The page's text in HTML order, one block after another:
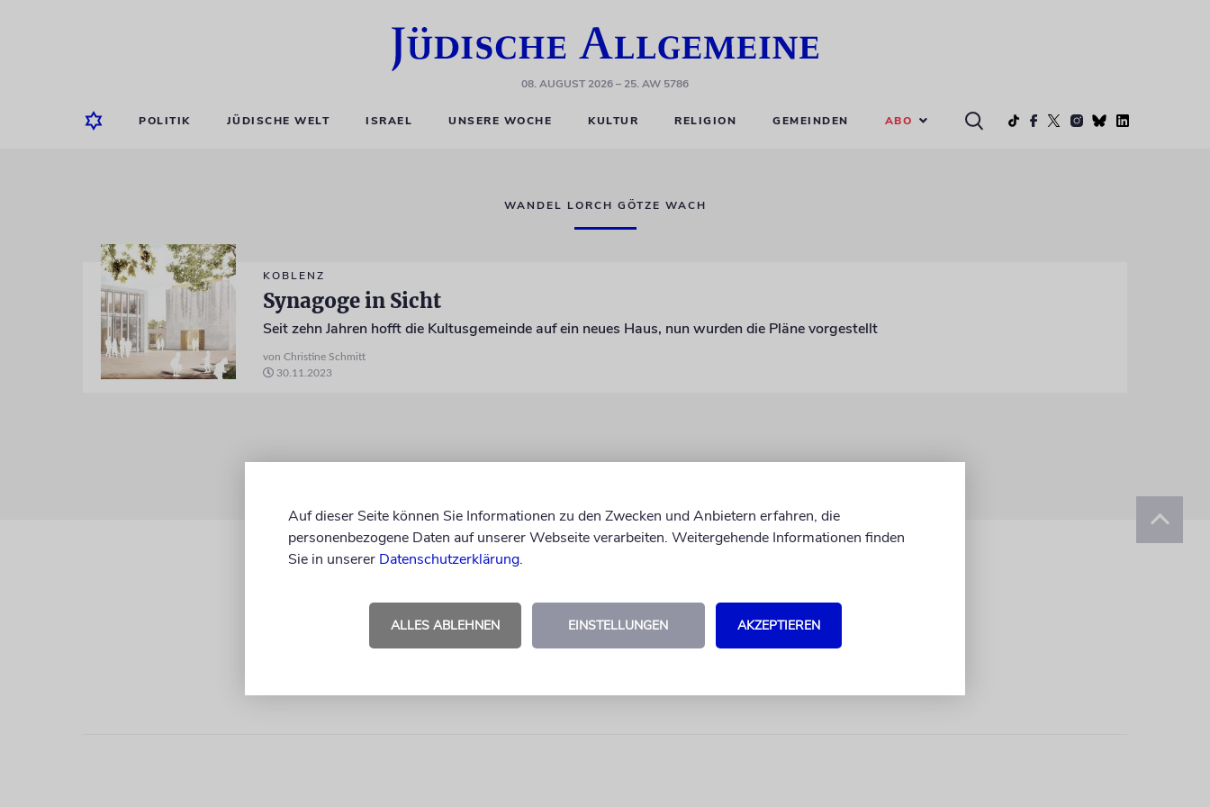
08. AUGUST 2026– 25. AW 5786
POLITIK JÜDISCHE WELT ISRAEL UNSERE WOCHE KULTUR RELIGION GEMEINDEN ABO
WANDEL LORCH GÖTZE WACH
KOBLENZ
Synagoge in Sicht
Seit zehn Jahren hofft die Kultusgemeinde auf ein neues Haus, nun wurden die Pläne vorgestellt
von Christine Schmitt
30.11.2023
Auf dieser Seite können Sie Informationen zu den Zwecken und Anbietern erfahren, die
personenbezogene Daten auf unserer Webseite verarbeiten. Weitergehende Informationen finden
Sie in unserer Datenschutzerklärung.
ALLES ABLEHNEN EINSTELLUNGEN AKZEPTIEREN